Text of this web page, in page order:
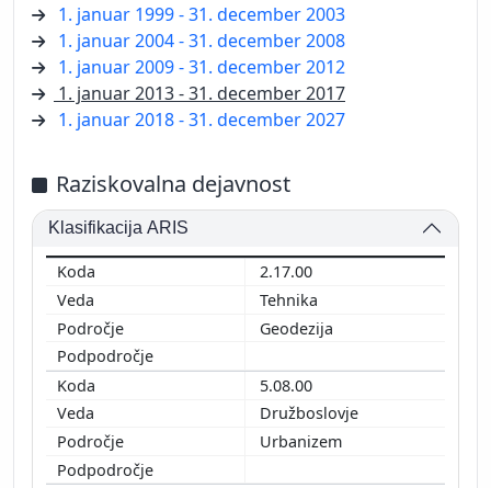
1. januar 1999 - 31. december 2003
1. januar 2004 - 31. december 2008
1. januar 2009 - 31. december 2012
1. januar 2013 - 31. december 2017
1. januar 2018 - 31. december 2027
Raziskovalna dejavnost
Klasifikacija ARIS
2.17.00
Tehnika
Geodezija
5.08.00
Družboslovje
Urbanizem